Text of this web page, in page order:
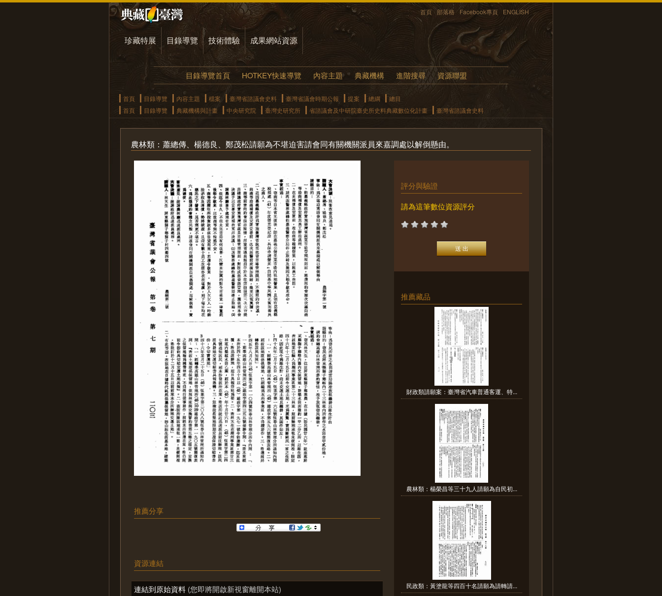
首頁 部落格 Facebook專頁 ENGLISH
珍藏特展 目錄導覽 技術體驗 成果網站資源
目錄導覽首頁 HOTKEY快速導覽 內容主題 典藏機構 進階搜尋 資源聯盟
首頁 目錄導覽 內容主題 檔案 臺灣省諮議會史料 臺灣省議會時期公報 提案 總綱
總目
首頁
目錄導覽 典藏機構與計畫 中央研究院 臺灣史研究所 省諮議會及中研院臺史所史料典藏數位化計畫 臺灣省諮議會史料
農林類：蕭總傳、楊德良、鄭茂松請願為不堪迫害請會同有關機關派員來嘉調處以解倒懸由。
推薦分享
資源連結
連結到原始資料 (您即將開啟新視窗離開本站)
評分與驗證
請為這筆數位資源評分
推薦藏品
財政類請願案：臺灣省汽車普通客運、特...
農林類：楊榮昌等三十九人請願為自民初...
民政類：黃塗龍等四百十名請願為請轉請...